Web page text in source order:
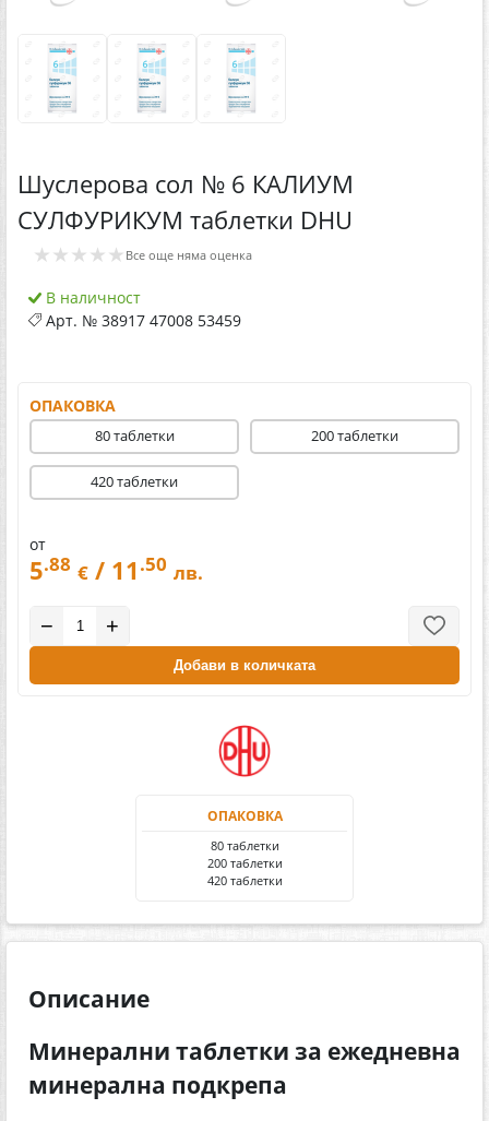
Шуслерова сол № 6 КАЛИУМ
СУЛФУРИКУМ таблетки DHU
★★★★★ Все още няма оценка
В наличност
Арт. № 38917 47008 53459
ОПАКОВКА
80 таблетки 200 таблетки
420 таблетки
от
5.88 € / 11 .50 лв.
− +
Добави в количката
ОПАКОВКА
80 таблетки
200 таблетки
420 таблетки
Описание
Минерални таблетки за ежедневна
минерална подкрепа